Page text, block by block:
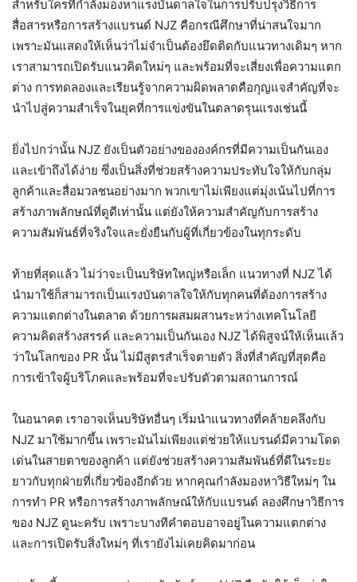
สำหรับใครที่กำลังมองหาแรงบันดาลใจในการปรับปรุงวิธีการ
สื่อสารหรือการสร้างแบรนด์ NJZ คือกรณีศึกษาที่น่าสนใจมาก
เพราะมันแสดงให้เห็นว่าไม่จำเป็นต้องยึดติดกับแนวทางเดิมๆ หาก
เราสามารถเปิดรับแนวคิดใหม่ๆ และพร้อมที่จะเสี่ยงเพื่อความแตก
ต่าง การทดลองและเรียนรู้จากความผิดพลาดคือกุญแจสำคัญที่จะ
นำไปสู่ความสำเร็จในยุคที่การแข่งขันในตลาดรุนแรงเช่นนี้
ยิ่งไปกว่านั้น NJZ ยังเป็นตัวอย่างขององค์กรที่มีความเป็นกันเอง
และเข้าถึงได้ง่าย ซึ่งเป็นสิ่งที่ช่วยสร้างความประทับใจให้กับกลุ่ม
ลูกค้าและสื่อมวลชนอย่างมาก พวกเขาไม่เพียงแต่มุ่งเน้นไปที่การ
สร้างภาพลักษณ์ที่ดูดีเท่านั้น แต่ยังให้ความสำคัญกับการสร้าง
ความสัมพันธ์ที่จริงใจและยั่งยืนกับผู้ที่เกี่ยวข้องในทุกระดับ
ท้ายที่สุดแล้ว ไม่ว่าจะเป็นบริษัทใหญ่หรือเล็ก แนวทางที่ NJZ ได้
นำมาใช้ก็สามารถเป็นแรงบันดาลใจให้กับทุกคนที่ต้องการสร้าง
ความแตกต่างในตลาด ด้วยการผสมผสานระหว่างเทคโนโลยี
ความคิดสร้างสรรค์ และความเป็นกันเอง NJZ ได้พิสูจน์ให้เห็นแล้ว
ว่าในโลกของ PR นั้น ไม่มีสูตรสำเร็จตายตัว สิ่งที่สำคัญที่สุดคือ
การเข้าใจผู้บริโภคและพร้อมที่จะปรับตัวตามสถานการณ์
ในอนาคต เราอาจเห็นบริษัทอื่นๆ เริ่มนำแนวทางที่คล้ายคลึงกับ
NJZ มาใช้มากขึ้น เพราะมันไม่เพียงแต่ช่วยให้แบรนด์มีความโดด
เด่นในสายตาของลูกค้า แต่ยังช่วยสร้างความสัมพันธ์ที่ดีในระยะ
ยาวกับทุกฝ่ายที่เกี่ยวข้องอีกด้วย หากคุณกำลังมองหาวิธีใหม่ๆ ใน
การทำ PR หรือการสร้างภาพลักษณ์ให้กับแบรนด์ ลองศึกษาวิธีการ
ของ NJZ ดูนะครับ เพราะบางทีคำตอบอาจอยู่ในความแตกต่าง
และการเปิดรับสิ่งใหม่ๆ ที่เรายังไม่เคยคิดมาก่อน